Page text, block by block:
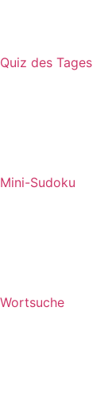
Quiz des Tages
Mini-Sudoku
Wortsuche